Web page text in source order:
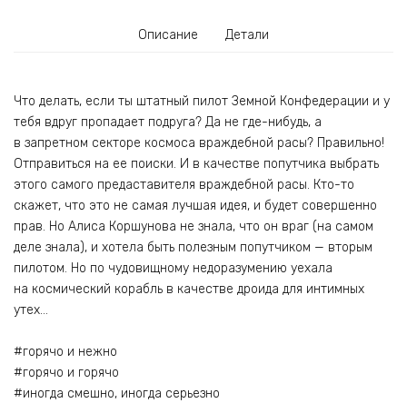
Описание Детали
Что делать, если ты штатный пилот Земной Конфедерации и у
тебя вдруг пропадает подруга? Да не где-нибудь, а
в запретном секторе космоса враждебной расы? Правильно!
Отправиться на ее поиски. И в качестве попутчика выбрать
этого самого предаставителя враждебной расы. Кто-то
скажет, что это не самая лучшая идея, и будет совершенно
прав. Но Алиса Коршунова не знала, что он враг (на самом
деле знала), и хотела быть полезным попутчиком — вторым
пилотом. Но по чудовищному недоразумению уехала
на космический корабль в качестве дроида для интимных
утех…
#горячо и нежно
#горячо и горячо
#иногда смешно, иногда серьезно